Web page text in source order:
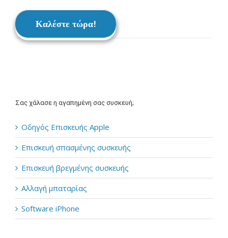
Καλέστε τώρα!
Σας χάλασε η αγαπημένη σας συσκευή;
Οδηγός Επισκευής Apple
Επισκευή σπασμένης συσκευής
Επισκευή βρεγμένης συσκευής
Αλλαγή μπαταρίας
Software iPhone